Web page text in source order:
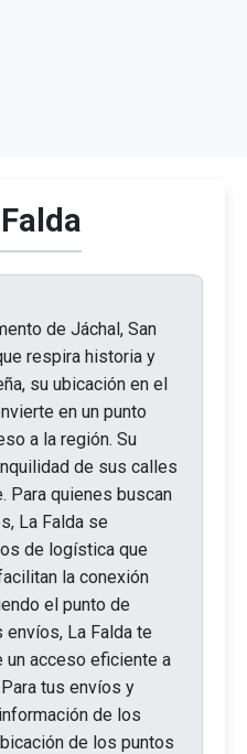
de Jáchal, San
respira historia y
su ubicación en el
en un punto
a la región. Su
de sus calles
Para quienes buscan
La Falda se
de logística que
la conexión
el punto de
La Falda te
acceso eficiente a
tus envíos y
de los
de los puntos